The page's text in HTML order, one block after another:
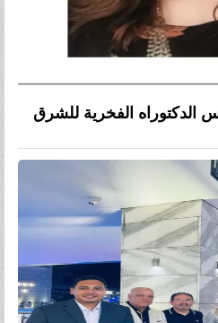
الدكتوراه الفخرية للشرق